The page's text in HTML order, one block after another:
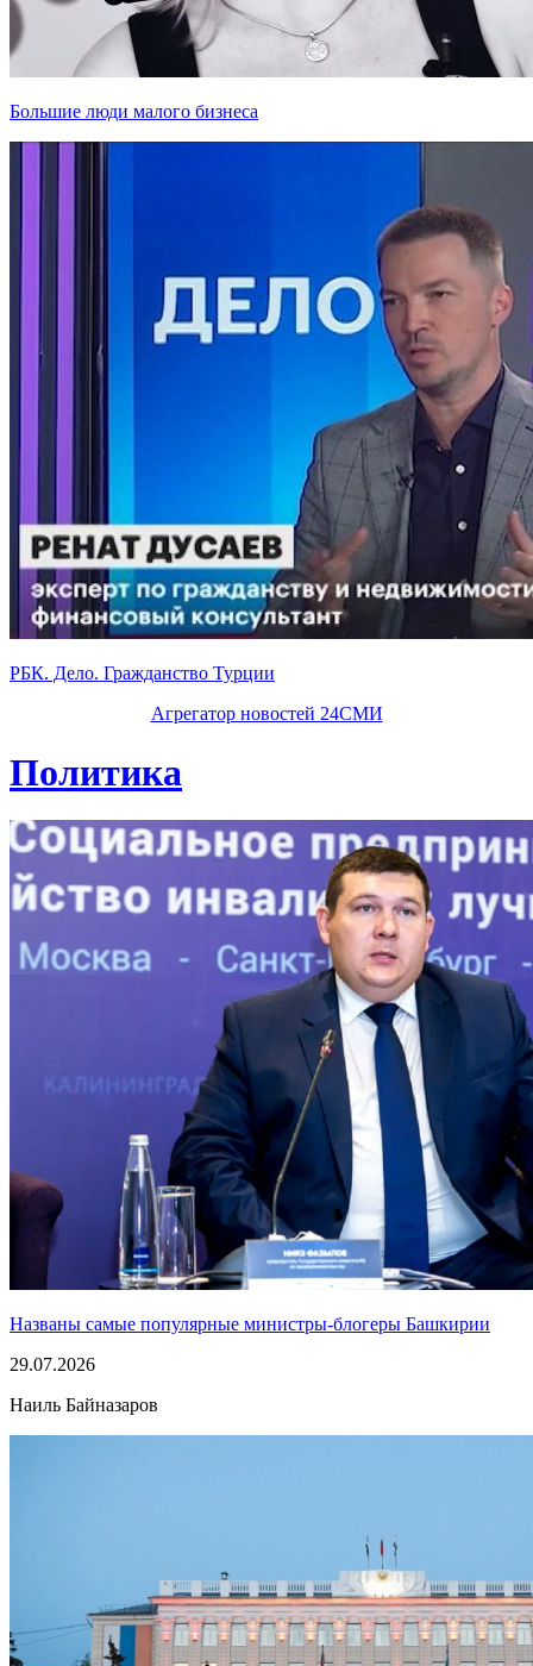
Большие люди малого бизнеса
РБК. Дело. Гражданство Турции
Агрегатор новостей 24СМИ
Политика
Названы самые популярные министры-блогеры Башкирии
29.07.2026
Наиль Байназаров